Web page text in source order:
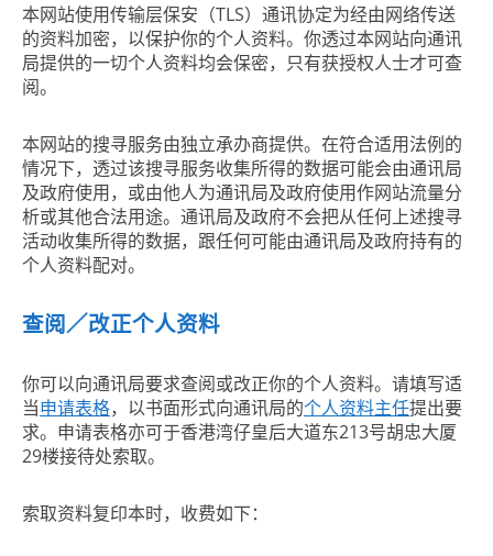
本网站使用传输层保安（TLS）通讯协定为经由网络传送
的资料加密，以保护你的个人资料。你透过本网站向通讯
局提供的一切个人资料均会保密，只有获授权人士才可查
阅。
本网站的搜寻服务由独立承办商提供。在符合适用法例的
情况下，透过该搜寻服务收集所得的数据可能会由通讯局
及政府使用，或由他人为通讯局及政府使用作网站流量分
析或其他合法用途。通讯局及政府不会把从任何上述搜寻
活动收集所得的数据，跟任何可能由通讯局及政府持有的
个人资料配对。
查阅／改正个人资料
你可以向通讯局要求查阅或改正你的个人资料。请填写适
当申请表格，以书面形式向通讯局的个人资料主任提出要
求。申请表格亦可于香港湾仔皇后大道东213号胡忠大厦
29楼接待处索取。
索取资料复印本时，收费如下：